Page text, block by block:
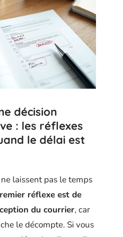
décision
: les réflexes
le délai est
laissent pas le temps
réflexe est de
du courrier, car
le décompte. Si vous